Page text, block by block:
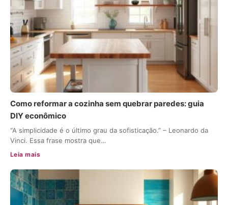
Como reformar a cozinha sem quebrar paredes: guia
DIY econômico
“A simplicidade é o último grau da sofisticação.” – Leonardo da
Vinci. Essa frase mostra que…
Leia mais